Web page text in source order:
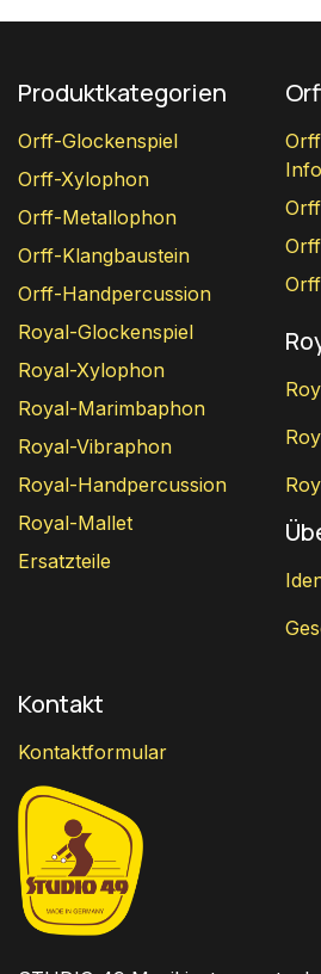
Produktkategorien
Orff-Glockenspiel
Orff-Xylophon
Orff-Metallophon
Orff-Klangbaustein
Orff-Handpercussion
Royal-Glockenspiel
Royal-Xylophon
Royal-Marimbaphon
Royal-Vibraphon
Royal-Handpercussion
Royal-Mallet
Ersatzteile
Kontakt
Kontaktformular